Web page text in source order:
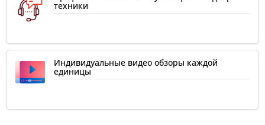
техники
Индивидуальные видео обзоры каждой
единицы